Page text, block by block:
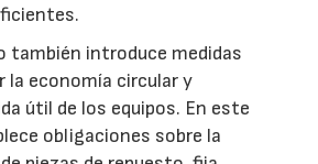
también introduce medidas
la economía circular y
útil de los equipos. En este
obligaciones sobre la